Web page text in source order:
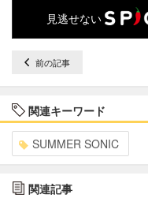
見逃せない
前の記事
関連キーワード
SUMMER SONIC
関連記事